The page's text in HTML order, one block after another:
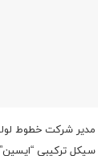
مدیر شرکت خطوط
سیکل ترکیبی